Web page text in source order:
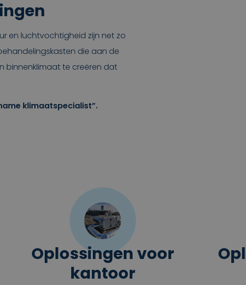
en luchtvochtigheid zijn net zo
die aan de
binnenklimaat te creëren dat
klimaatspecialist”.
Oplossingen voor
kantoor